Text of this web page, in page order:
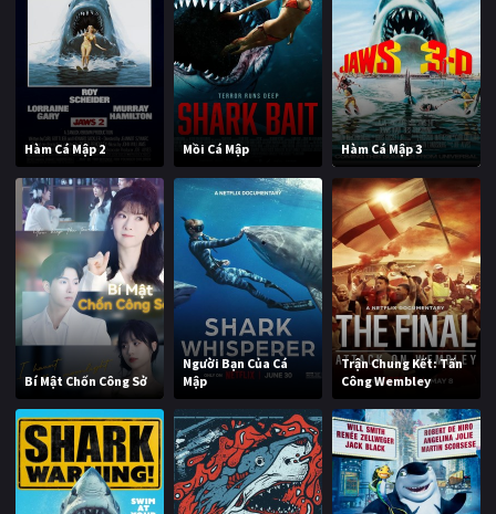
Hàm Cá Mập 2 Mồi Cá Mập Hàm Cá Mập 3
Bí Mật Chốn Công Sở
Người Bạn Của Cá
Mập
Trận Chung Kết: Tấn
Công Wembley